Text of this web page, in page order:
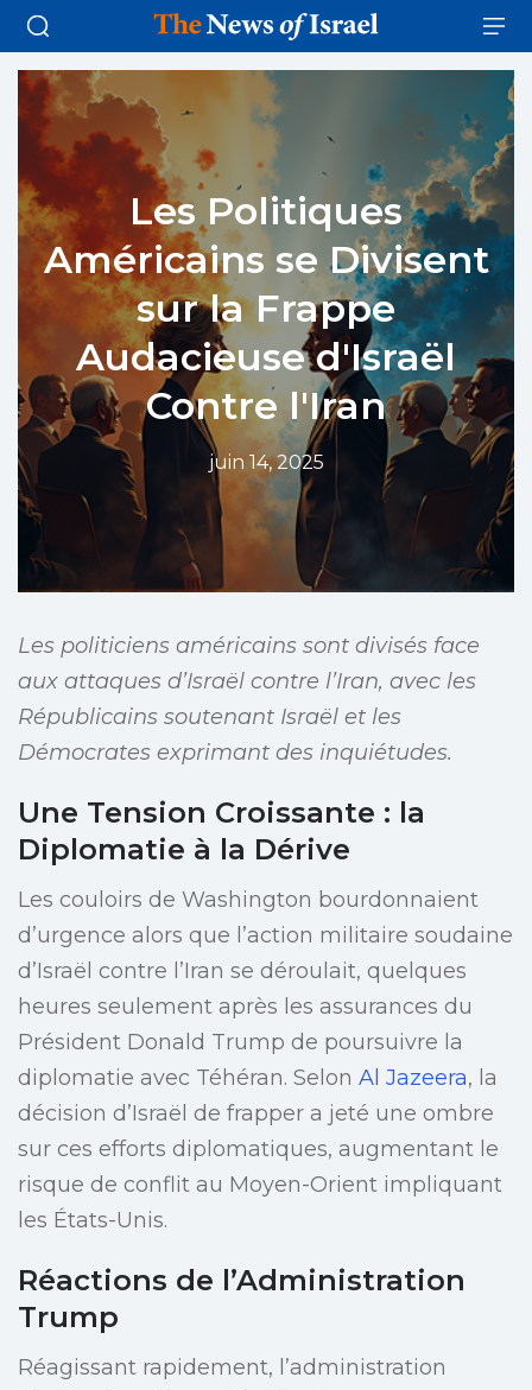
Les Politiques
Américains se Divisent
sur la Frappe
Audacieuse d'Israël
Contre l'Iran
juin 14, 2025
Les politiciens américains sont divisés face
aux attaques d’Israël contre l’Iran, avec les
Républicains soutenant Israël et les
Démocrates exprimant des inquiétudes.
Une Tension Croissante : la
Diplomatie à la Dérive
Les couloirs de Washington bourdonnaient
d’urgence alors que l’action militaire soudaine
d’Israël contre l’Iran se déroulait, quelques
heures seulement après les assurances du
Président Donald Trump de poursuivre la
diplomatie avec Téhéran. Selon Al Jazeera, la
décision d’Israël de frapper a jeté une ombre
sur ces efforts diplomatiques, augmentant le
risque de conflit au Moyen-Orient impliquant
les États-Unis.
Réactions de l’Administration
Trump
Réagissant rapidement, l’administration